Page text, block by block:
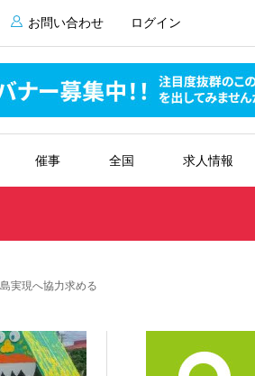
お問い合わせ ログイン
催事 全国 求人情報
実現へ協力求める